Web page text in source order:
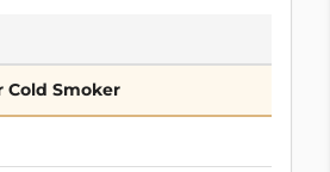
Cold Smoker